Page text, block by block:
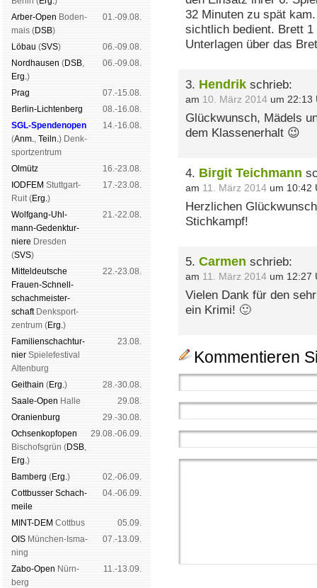
Arber-Open Boden­
mais (DSB)
01.-09.08.
Lö­bau (SVS)
06.-09.08.
Nord­hau­sen (DSB,
Erg.)
06.-09.08.
Prag
07.-15.08.
Berlin-Lich­ten­berg
08.-16.08.
SGL-Spenden­open
(Anm., Teiln.) Denk­
sport­zen­trum
14.-16.08.
Ol­mütz
16.-23.08.
IODFEM Stutt­gart-
Ruit (Erg.)
17.-23.08.
Wolf­gang-Uhl­
mann-Ge­denk­tur­
niere Dres­den
(SVS)
21.-22.08.
Mit­tel­deu­tsche
Frauen-Schnell­
schach­meis­ter­
schaftDenk­sport­
zen­trum (Erg.)
22.-23.08.
Familien­schach­tur­
nier Spiele­fes­ti­val
Al­ten­burg
23.08.
Geit­hain (Erg.)
28.-30.08.
Saale-Open Halle
29.08.
Oranien­burg
29.-30.08.
Och­sen­kopf­open
Bischofs­grün (DSB,
Erg.)
29.08.-06.09.
Bam­berg (Erg.)
02.-06.09.
Cott­busser Schach­
meile
04.-06.09.
MINT-DEM Cott­bus
05.09.
OIS Mün­chen-Is­ma­
ning
07.-13.09.
Zabo-Open Nürn­
berg
11.-13.09.
32 Minuten zu spät
sichtlich bedient. Brett
Unterlagen über das
3. Hendrik schrieb:
am 10. März 2014 um 22:13
Glückwunsch, Mädels
dem Klassenerhalt 😉
4. Birgit Teichmann
am 11. März 2014 um 10:42
Herzlichen
Stichkampf!
5. Carmen schrieb:
am 11. März 2014 um 12:27
Vielen Dank für den
ein Krimi! 🙂
Kommentieren